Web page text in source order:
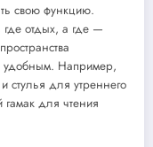
свою функцию.
отдых, а где —
удобным. Например,
стулья для утреннего
гамак для чтения